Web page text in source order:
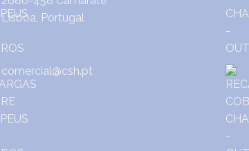
Lisboa, Portugal
comercial@csh.pt